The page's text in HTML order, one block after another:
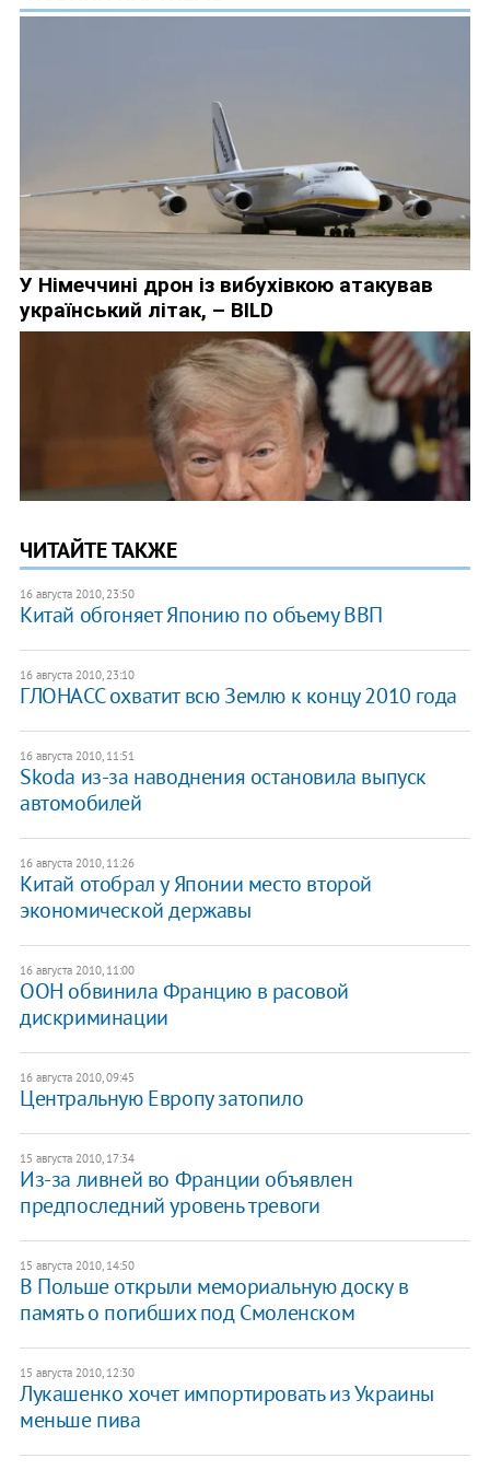
ЧИТАЙТЕ ТАКЖЕ
16 августа 2010, 23:50
Китай обгоняет Японию по объему ВВП
16 августа 2010, 23:10
ГЛОНАСС охватит всю Землю к концу 2010 года
16 августа 2010, 11:51
Skoda из-за наводнения остановила выпуск
автомобилей
16 августа 2010, 11:26
Китай отобрал у Японии место второй
экономической державы
16 августа 2010, 11:00
ООН обвинила Францию в расовой
дискриминации
16 августа 2010, 09:45
Центральную Европу затопило
15 августа 2010, 17:34
Из-за ливней во Франции объявлен
предпоследний уровень тревоги
15 августа 2010, 14:50
В Польше открыли мемориальную доску в
память о погибших под Смоленском
15 августа 2010, 12:30
Лукашенко хочет импортировать из Украины
меньше пива